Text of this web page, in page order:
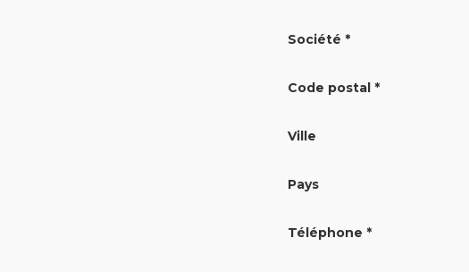
Société *
Code postal *
Ville
Pays
Téléphone *